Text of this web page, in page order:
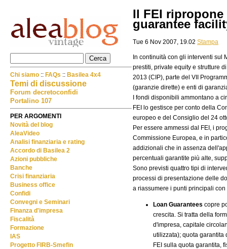
Il FEI
guarantee
Tue 6 Nov 2007, 19.02 Stampa
In continuità con gli interventi
prestiti, private equity e strutture
2013 (CIP), parte del VII
(garanzie dirette) e enti di
I fondi disponibili ammontano a
FEI lo gestisce per conto della
europeo e del Consiglio del 24
Per essere ammessi dal FEI, i
Commissione Europea, e in
addizionali che in assenza
percentuali garantite più alte,
Sono previsti quattro tipi di
processi di presentazione delle
a riassumere i punti principali
Loan Guarantees copre
crescita. Si tratta della
d'impresa, capitale
utilizzata); quota garantita
FEI sulla quota garantita,
Chi siamo :: FAQs :: Basilea 4x4
Temi di discussione
Forum decretoconfidi
Portalino 107
PER ARGOMENTI
Novità del blog
AleaVideo
Analisi finanziaria e rating
Accordo di Basilea 2
Azioni pubbliche
Banche
Crisi finanziaria
Business office
Confidi
Convegni e Seminari
Finanza d'impresa
Fiscalità
Formazione
IAS
Progetto FIRB-Smefin